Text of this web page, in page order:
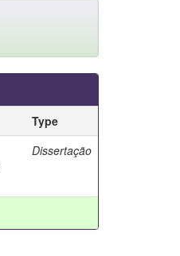
Type
Dissertação